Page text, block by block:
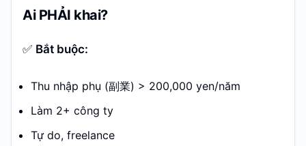
Ai PHẢI khai?
✅ Bắt buộc:
Thu nhập phụ (副業) > 200,000 yen/năm
Làm 2+ công ty
Tự do, freelance